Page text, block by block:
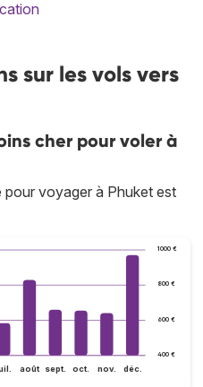
sur les vols vers
cher pour voler à
pour voyager à Phuket est
400 €
600 €
800 €
1 000 €
août sept. oct. nov. déc.